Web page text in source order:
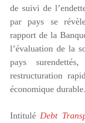
de suivi de
par pays se
rapport de la
l’évaluation de la
pays
restructuration
économique durable.
Intitulé Debt